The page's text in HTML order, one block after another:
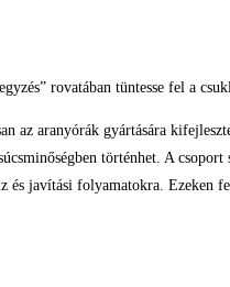
rovatában tüntesse fel a
aranyórák gyártására
történhet. A
javítási folyamatokra.